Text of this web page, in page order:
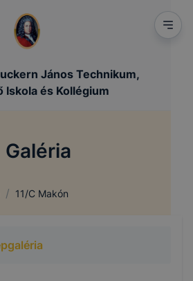
János Technikum,
Iskola és Kollégium
Galéria
/ 11/C Makón